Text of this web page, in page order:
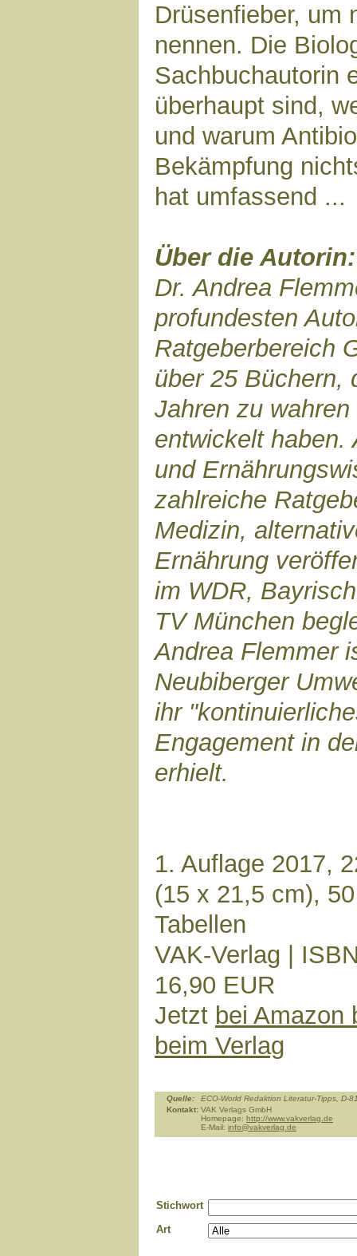
Drüsenfieber, um
nennen. Die
Sachbuchautorin
überhaupt sind,
und warum
Bekämpfung
hat umfassend ...
Über die Autorin:
Dr. Andrea
profundesten
Ratgeberbereich
über 25 Büchern,
Jahren zu
entwickelt haben.
und
zahlreiche
Medizin,
Ernährung
im WDR,
TV München
Andrea Flemmer
Neubiberger
ihr
Engagement in
erhielt.
1. Auflage 2017,
(15 x 21,5 cm),
Tabellen
VAK-Verlag |
16,90 EUR
Jetzt bei Amazon
beim Verlag
Quelle:
ECO-World Redaktion Literatur-Tipps, D-
Kontakt: VAK Verlags GmbH
Homepage: http://www.vakverlag.de
E-Mail: info@vakverlag.de
Stichwort
Art